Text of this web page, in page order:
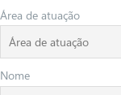
Área de atuação
Nome